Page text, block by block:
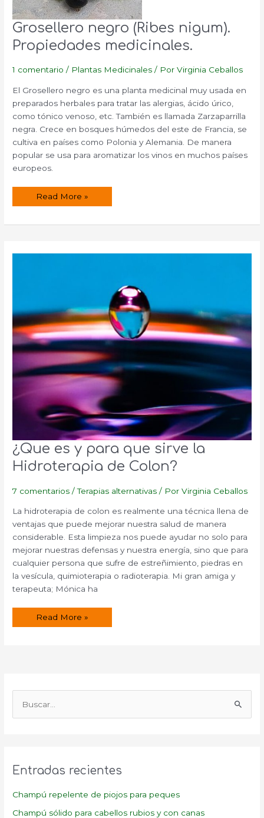
Grosellero negro (Ribes nigum).
Propiedades medicinales.
1 comentario / Plantas Medicinales / PorVirginia Ceballos
El Grosellero negro es una planta medicinal muy usada en
preparados herbales para tratar las alergias, ácido úrico,
como tónico venoso, etc. También es llamada Zarzaparrilla
negra. Crece en bosques húmedos del este de Francia, se
cultiva en países como Polonia y Alemania. De manera
popular se usa para aromatizar los vinos en muchos países
europeos.
Grosellero
Propiedades
Read More »
¿Que es y para que sirve la
Hidroterapia de Colon?
7 comentarios /Terapias alternativas / PorVirginia Ceballos
La hidroterapia de colon es realmente una técnica llena de
ventajas que puede mejorar nuestra salud de manera
considerable. Esta limpieza nos puede ayudar no solo para
mejorar nuestras defensas y nuestra energía, sino que para
cualquier persona que sufre de estreñimiento, piedras en
la vesícula, quimioterapia o radioterapia. Mi gran amiga y
terapeuta; Mónica ha
¿Que
Read More »
r
p
o
Entradas recientes
Champú repelente de piojos para peques
Champú sólido para cabellos rubios y con canas